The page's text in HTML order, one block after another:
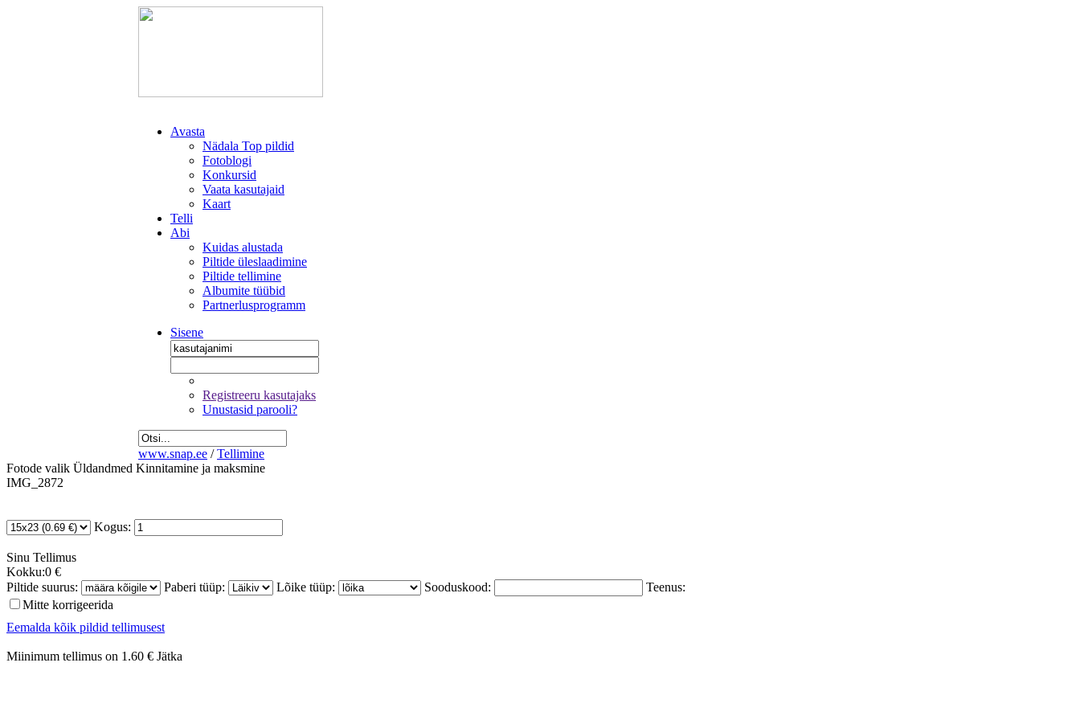
Avasta
Nädala Top pildid
Fotoblogi
Konkursid
Vaata kasutajaid
Kaart
Telli
Abi
Kuidas alustada
Piltide üleslaadimine
Piltide tellimine
Albumite tüübid
Partnerlusprogramm
Sisene
Registreeru kasutajaks
Unustasid parooli?
www.snap.ee / Tellimine
Fotode valik Üldandmed Kinnitamine ja maksmine
IMG_2872
Kogus:
Sinu Tellimus
Kokku:0 €
Piltide suurus:
Paberi tüüp: Lõike tüüp: Sooduskood:
Teenus:
Mitte korrigeerida
Eemalda kõik pildid tellimusest
Miinimum tellimus on 1.60 € Jätka